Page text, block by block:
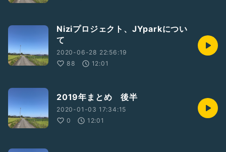
Niziプロジェクト、JYparkについ
て
2020-06-28 22:56:19
88
12:01
2019年まとめ 後半
2020-01-03 17:34:15
0
12:01